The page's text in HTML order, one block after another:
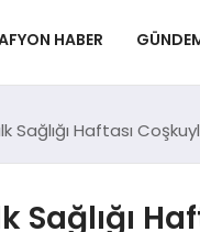
HABER
Haftası